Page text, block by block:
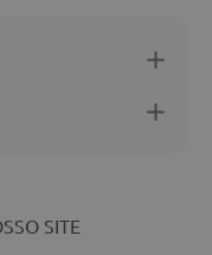
SITE